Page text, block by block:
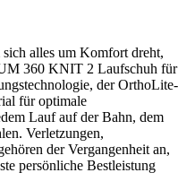
alles um Komfort dreht,
360 KNIT 2 Laufschuh für
der OrthoLite-
für optimale
Lauf auf der Bahn, dem
Verletzungen,
der Vergangenheit an,
persönliche Bestleistung